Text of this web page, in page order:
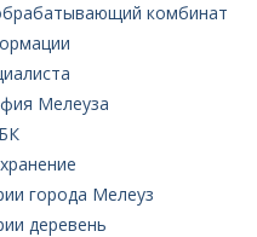
комбинат
Мелеуза
города Мелеуз
деревень